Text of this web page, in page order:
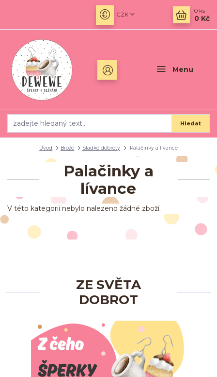
Menu
CZK
Hledat
0 ks
0 Kč
Úvod Brože Sladké dobroty Palačinky a lívance
Palačinky a
lívance
V této kategorii nebylo nalezeno žádné zboží.
ZE SVĚTA
DOBROT